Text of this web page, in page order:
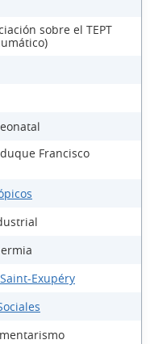
sobre el TEPT
Francisco
Exupéry